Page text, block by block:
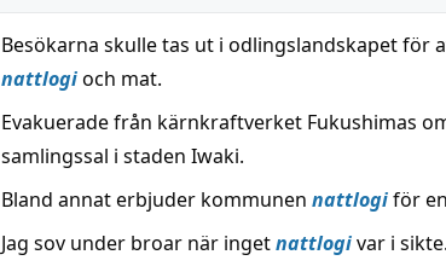
Besökarna skulle tas ut i odlingslandskapet för
nattlogioch mat.
Evakuerade från kärnkraftverket Fukushimas
samlingssal i staden Iwaki.
Bland annat erbjuder kommunen nattlogiför
Jag sov under broar när ingetnattlogivar i sikte.